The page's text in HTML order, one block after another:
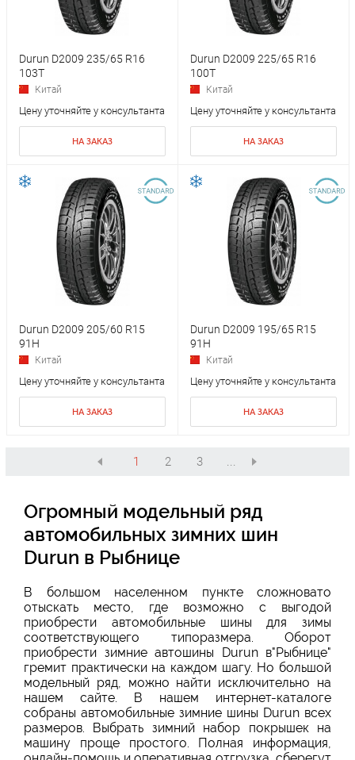
Durun D2009 235/65 R16
103T
Китай
Цену уточняйте у консультанта
НА ЗАКАЗ
Durun D2009 225/65 R16
100T
Китай
Цену уточняйте у консультанта
НА ЗАКАЗ
Durun D2009 205/60 R15
91H
Китай
Цену уточняйте у консультанта
НА ЗАКАЗ
Durun D2009 195/65 R15
91H
Китай
Цену уточняйте у консультанта
НА ЗАКАЗ
1 2 3 ...
Огромный модельный ряд
автомобильных зимних шин
Durun в Рыбнице
В большом населенном пункте сложновато
отыскать место, где возможно с выгодой
приобрести автомобильные шины для зимы
соответствующего типоразмера. Оборот
приобрести зимние автошины Durun в"Рыбнице"
гремит практически на каждом шагу. Но большой
модельный ряд, можно найти исключительно на
нашем сайте. В нашем интернет-каталоге
собраны автомобильные зимние шины Durun всех
размеров. Выбрать зимний набор покрышек на
машину проще простого. Полная информация,